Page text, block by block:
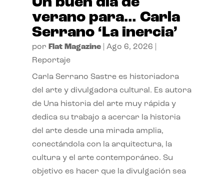
verano para… Carla
Serrano ‘La inercia’
por Flat Magazine| Ago 6, 2026
Reportaje
Carla Serrano Sastre es historiadora
del arte y divulgadora cultural. Es autora
de Una historia del arte muy rápida y
dedica su trabajo a acercar la historia
del arte desde una mirada amplia,
conectándola con la arquitectura, la
cultura y el arte contemporáneo. Su
objetivo es hacer que la divulgación sea